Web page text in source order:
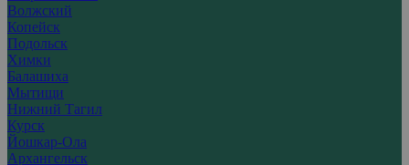
Волжский
Копейск
Подольск
Химки
Балашиха
Мытищи
Нижний Тагил
Курск
Йошкар-Ола
Архангельск